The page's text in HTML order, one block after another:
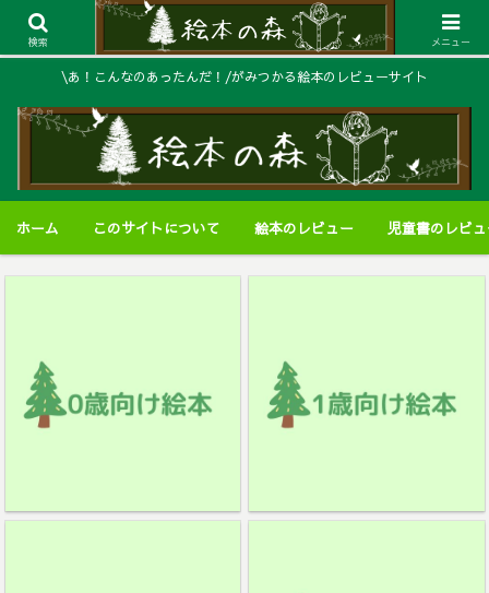
\あ！こんなのあったんだ！/がみつかる絵本のレビューサイト
ホーム このサイトについて 絵本のレビュー 児童書のレビ
検索 メニュー